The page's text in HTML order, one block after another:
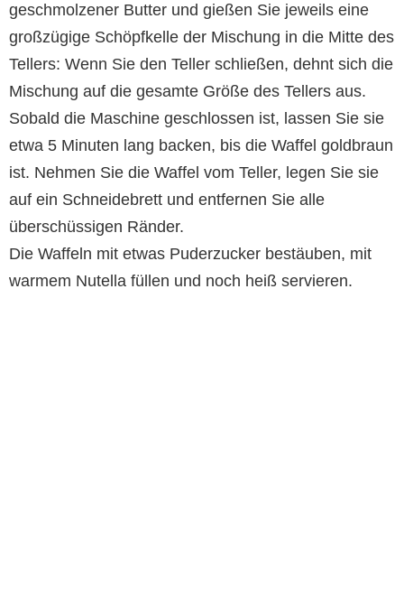
geschmolzener Butter und gießen Sie jeweils eine
großzügige Schöpfkelle der Mischung in die Mitte des
Tellers: Wenn Sie den Teller schließen, dehnt sich die
Mischung auf die gesamte Größe des Tellers aus.
Sobald die Maschine geschlossen ist, lassen Sie sie
etwa 5 Minuten lang backen, bis die Waffel goldbraun
ist. Nehmen Sie die Waffel vom Teller, legen Sie sie
auf ein Schneidebrett und entfernen Sie alle
überschüssigen Ränder.
Die Waffeln mit etwas Puderzucker bestäuben, mit
warmem Nutella füllen und noch heiß servieren.